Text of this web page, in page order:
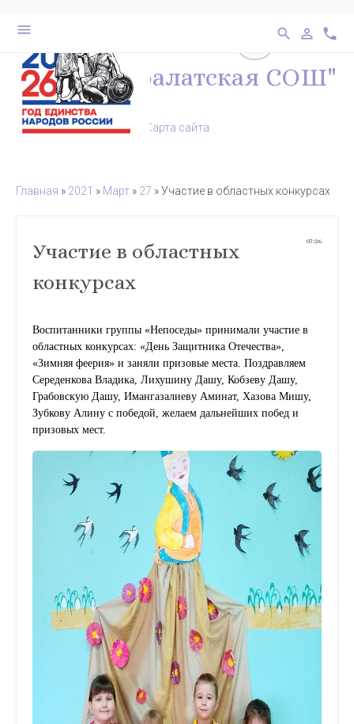
перейти на
menu search person_outline phone
МКОУ "Каралатская СОШ"
Карта сайта
Главная » 2021 » Март » 27 » Участие в областных конкурсах
07:26
Участие в областных
конкурсах
Воспитанники группы «Непоседы» принимали участие в
областных конкурсах: «День Защитника Отечества»,
«Зимняя феерия» и заняли призовые места. Поздравляем
Середенкова Владика, Лихушину Дашу, Кобзеву Дашу,
Грабовскую Дашу, Имангазалиеву Аминат, Хазова Мишу,
Зубкову Алину с победой, желаем дальнейших побед и
призовых мест.